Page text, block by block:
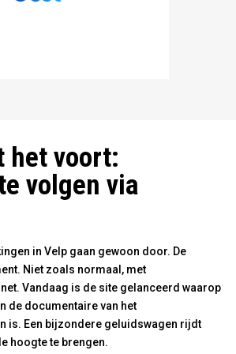
het voort:
volgen via
in Velp gaan gewoon door. De
Niet zoals normaal, met
Vandaag is de site gelanceerd waarop
de documentaire van het
is. Een bijzondere geluidswagen rijdt
hoogte te brengen.